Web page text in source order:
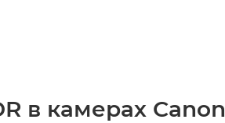
в камерах Canon